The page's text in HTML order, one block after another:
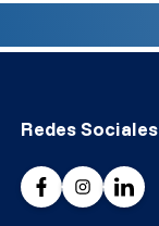
Redes Sociales